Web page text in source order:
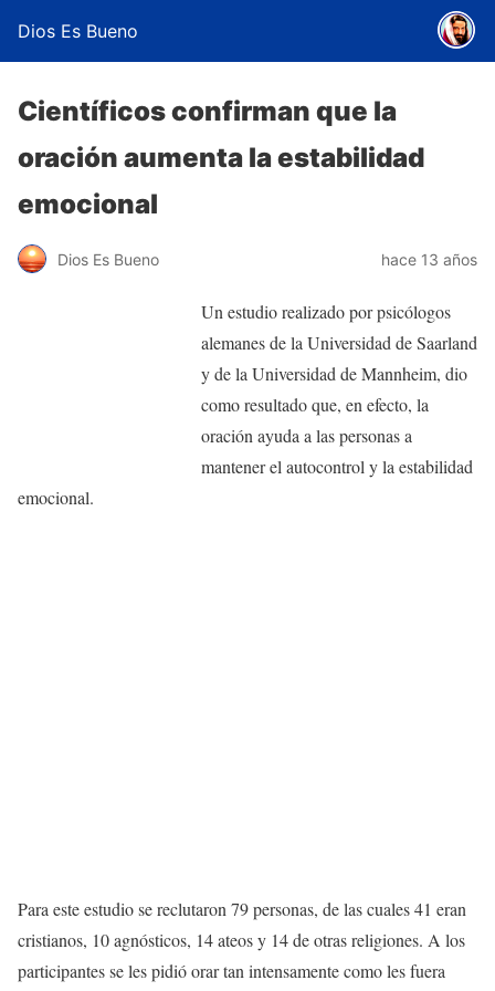
Dios Es Bueno
Científicos confirman que la
oración aumenta la estabilidad
emocional
Dios Es Bueno hace 13 años
Un estudio realizado por psicólogos
alemanes de la Universidad de Saarland
y de la Universidad de Mannheim, dio
como resultado que, en efecto, la
oración ayuda a las personas a
mantener el autocontrol y la estabilidad
emocional.
Para este estudio se reclutaron 79 personas, de las cuales 41 eran
cristianos, 10 agnósticos, 14 ateos y 14 de otras religiones. A los
participantes se les pidió orar tan intensamente como les fuera